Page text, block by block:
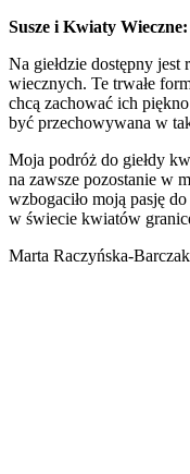
Susze i Kwiaty
Na giełdzie dostępny
wiecznych. Te trwałe
chcą zachować ich
być przechowywana w
Moja podróż do giełdy
na zawsze pozostanie w
wzbogaciło moją pasję
w świecie kwiatów
Marta Raczyńska-Barczak